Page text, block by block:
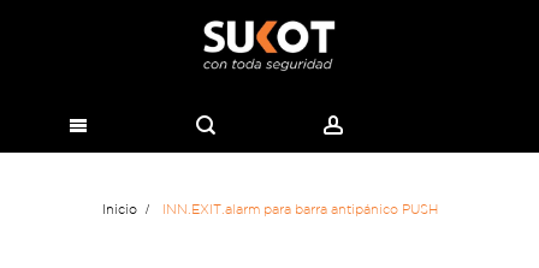
Inicio INN.EXIT.alarm para barra antipánico PUSH